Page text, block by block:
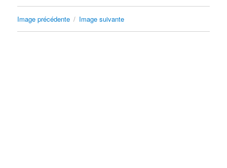
Image précédente Image suivante